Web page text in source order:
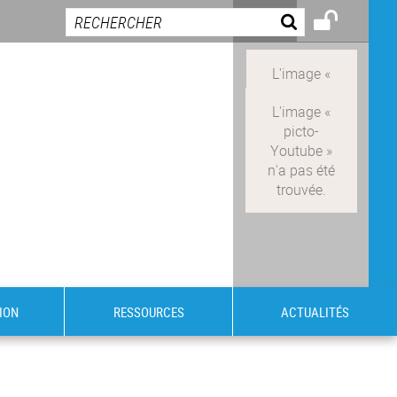
RESSOURCES ACTUALITÉS